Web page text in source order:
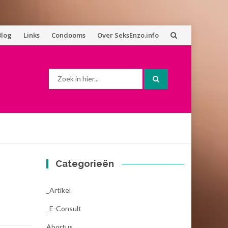
Links Condooms Over SeksEnzo.info
Categorieën
_Artikel
_E-Consult